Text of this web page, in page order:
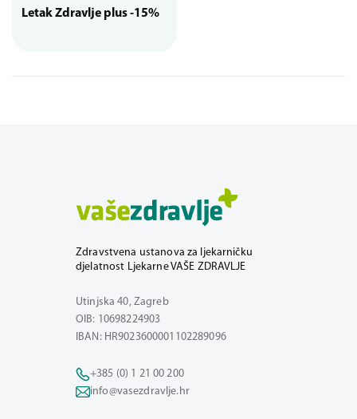
Letak Zdravlje plus -15%
Zdravstvena ustanova za ljekarničku
djelatnost Ljekarne VAŠE ZDRAVLJE
Utinjska 40, Zagreb
OIB: 10698224903
IBAN: HR9023600001102289096
+385 (0) 1 21 00 200
info@vasezdravlje.hr